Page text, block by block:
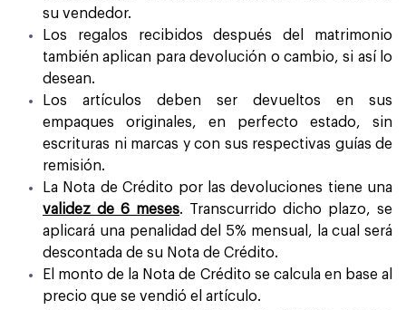
su vendedor.
Los regalos recibidos después del matrimonio
también aplican para devolución o cambio, si así lo
desean.
Los artículos deben ser devueltos en sus
empaques originales, en perfecto estado, sin
escrituras ni marcas y con sus respectivas guías de
remisión.
La Nota de Crédito por las devoluciones tiene una
validez de 6 meses. Transcurrido dicho plazo, se
aplicará una penalidad del 5% mensual, la cual será
descontada de su Nota de Crédito.
El monto de la Nota de Crédito se calcula en base al
precio que se vendió el artículo.